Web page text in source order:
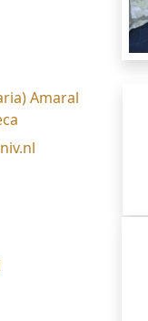
Amaral